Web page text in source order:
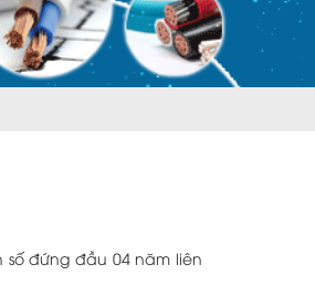
số đứng đầu 04 năm liên